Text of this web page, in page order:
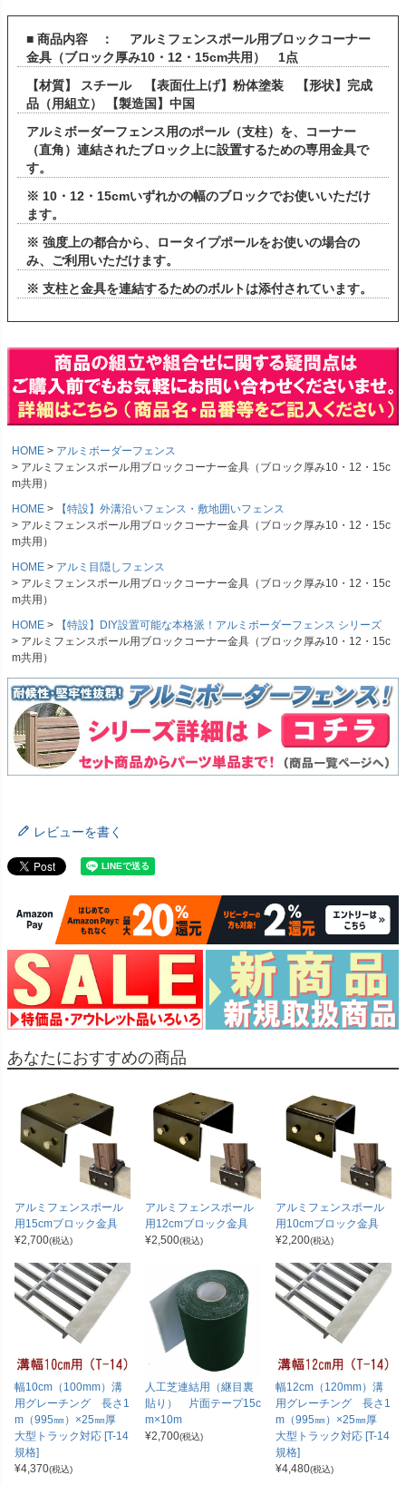
■ 商品内容 ： アルミフェンスポール用ブロックコーナー
金具（ブロック厚み10・12・15cm共用） 1点
【材質】 スチール 【表面仕上げ】粉体塗装 【形状】完成
品（用組立） 【製造国】中国
アルミボーダーフェンス用のポール（支柱）を、コーナー
（直角）連結されたブロック上に設置するための専用金具で
す。
※ 10・12・15cmいずれかの幅のブロックでお使いいただけ
ます。
※ 強度上の都合から、ロータイプポールをお使いの場合の
み、ご利用いただけます。
※ 支柱と金具を連結するためのボルトは添付されています。
HOME
アルミボーダーフェンス
アルミフェンスポール用ブロックコーナー金具（ブロック厚み10・12・15c
m共用）
HOME
【特設】外溝沿いフェンス・敷地囲いフェンス
アルミフェンスポール用ブロックコーナー金具（ブロック厚み10・12・15c
m共用）
HOME
アルミ目隠しフェンス
アルミフェンスポール用ブロックコーナー金具（ブロック厚み10・12・15c
m共用）
HOME
【特設】DIY設置可能な本格派！アルミボーダーフェンス シリーズ
アルミフェンスポール用ブロックコーナー金具（ブロック厚み10・12・15c
m共用）
レビューを書く
あなたにおすすめの商品
アルミフェンスポール
用15cmブロック金具
¥2,700(税込)
アルミフェンスポール
用12cmブロック金具
¥2,500(税込)
アルミフェンスポール
用10cmブロック金具
¥2,200(税込)
幅10cm（100mm）溝
用グレーチング 長さ1
m（995㎜）×25㎜厚
大型トラック対応 [T-14
規格]
¥4,370(税込)
人工芝連結用（継目裏
貼り） 片面テープ15c
m×10m
¥2,700(税込)
幅12cm（120mm）溝
用グレーチング 長さ1
m（995㎜）×25㎜厚
大型トラック対応 [T-14
規格]
¥4,480(税込)